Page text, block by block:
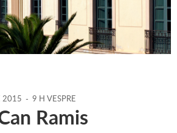
27-08-
> 2015 > Fires 2015
2015 - 9 H VESPRE
Ramis